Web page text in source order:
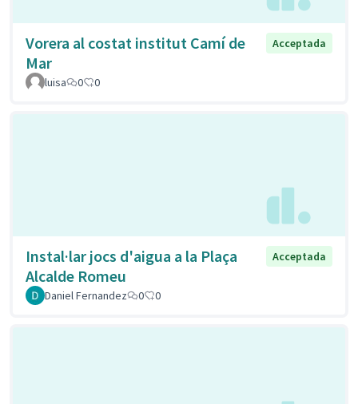
Vorera al costat institut Camí de
Mar
Acceptada
luisa 0 0
Instal·lar jocs d'aigua a la Plaça
Alcalde Romeu
Acceptada
Daniel Fernandez 0 0